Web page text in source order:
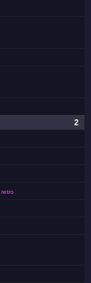
2
retro